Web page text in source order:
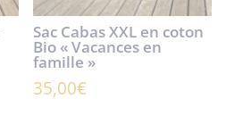
Sac Cabas XXL en coton
Bio « Vacances en
famille »
35,00€